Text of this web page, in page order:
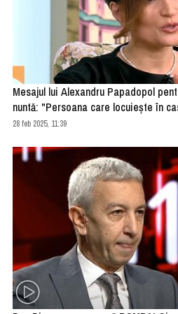
Mesajul lui Alexandru Papadopol
nuntă: "Persoana care locuiește în
28 feb 2025, 11:39